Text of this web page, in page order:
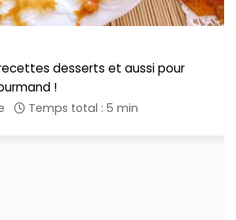
desserts et aussi pour
!
Temps total : 5 min